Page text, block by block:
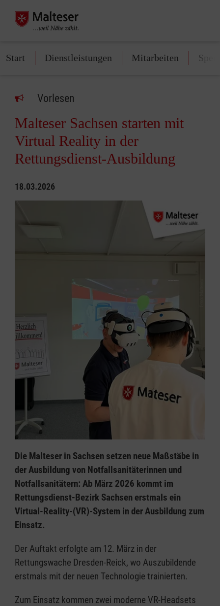
Start Dienstleistungen Mitarbeiten
Vorlesen
Malteser Sachsen starten mit
Virtual Reality in der
Rettungsdienst-Ausbildung
18.03.2026
Die Malteser in Sachsen setzen neue Maßstäbe in
der Ausbildung von Notfallsanitäterinnen und
Notfallsanitätern: Ab März 2026 kommt im
Rettungsdienst-Bezirk Sachsen erstmals ein
Virtual-Reality-(VR)-System in der Ausbildung zum
Einsatz.
Der Auftakt erfolgte am 12. März in der
Rettungswache Dresden-Reick, wo Auszubildende
erstmals mit der neuen Technologie trainierten.
Zum Einsatz kommen zwei moderne VR-Headsets